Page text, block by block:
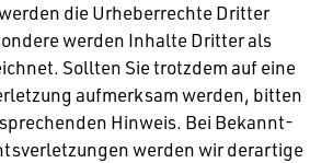
die Urhe­ber­rechte Dritter
werden Inhalte Dritter als
Sollten Sie trotzdem auf eine
aufmerksam werden, bitten
Hinweis. Bei Bekannt­
werden wir derar­tige